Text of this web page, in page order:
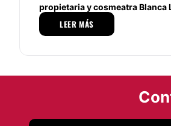
propietaria y cosmeatra Blanca
sus tratamientos. Estamos
información profesional en
personal altamente capacitado
servicios de calidad y buscamos
LEER MÁS